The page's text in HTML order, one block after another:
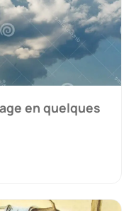
en quelques